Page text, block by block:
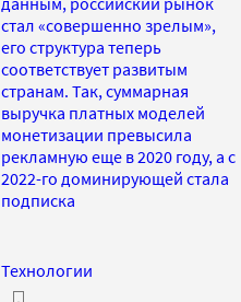
стал «совершенно зрелым»,
его структура теперь
соответствует развитым
странам. Так, суммарная
выручка платных моделей
монетизации превысила
рекламную еще в 2020 году, а с
2022-го доминирующей стала
подписка
Технологии